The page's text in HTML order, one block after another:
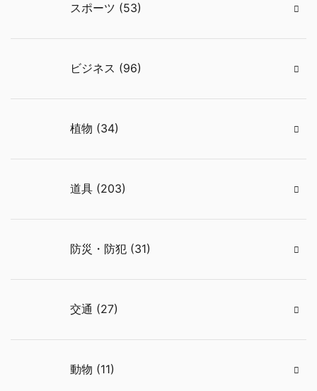
スポーツ (53)
ビジネス (96)
植物 (34)
道具 (203)
防災・防犯 (31)
交通 (27)
動物 (11)